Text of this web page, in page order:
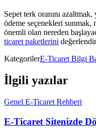
Sepet terk oranını
ödeme seçenekleri
önemli olan nereden
ticaret paketlerini
KategorilerE-Ticaret Bilgi
İlgili yazılar
Genel E-Ticaret Rehberi
E-Ticaret Sitenizde